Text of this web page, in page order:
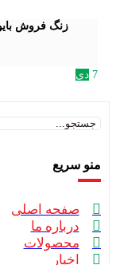
زنگ فروش
7 دی
منو سریع
صفحه اصلی
درباره ما
محصولات
اخبار